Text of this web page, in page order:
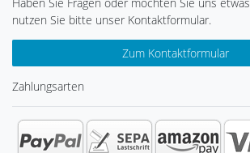
nutzen Sie bitte unser Kontaktformular.
Zum Kontaktformular
Zahlungsarten